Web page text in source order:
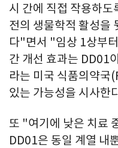
시 간에 직접 작용하도
전의 생물학적 활성을
다"면서 "임상 1상부
간 개선 효과는 DD01
라는 미국 식품의약국
있는 가능성을 시사한
또 "여기에 낮은 치료
DD01은 동일 계열 내